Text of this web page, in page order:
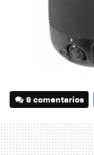
9 comentarios